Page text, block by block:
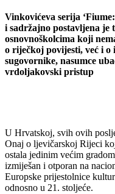
Vinkovićeva serija
i sadržajno postavljena je
osnovnoškolcima koji
o riječkoj povijesti, već i o
sugovornike, nasumce
vrdoljakovski pristup
U Hrvatskoj, svih ovih
Onaj o ljevičarskoj Rijeci
ostala jedinim većim
izmiješan i otporan na
Europske prijestolnice
odnosno u 21. stoljeće.